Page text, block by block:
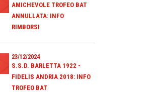
AMICHEVOLE TROFEO BAT
ANNULLATA: INFO
RIMBORSI
23/12/2024
S.S.D. BARLETTA 1922 -
FIDELIS ANDRIA 2018: INFO
TROFEO BAT